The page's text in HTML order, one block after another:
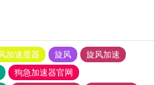
加速度器 旋风
旋风加速
狗急加速器官网